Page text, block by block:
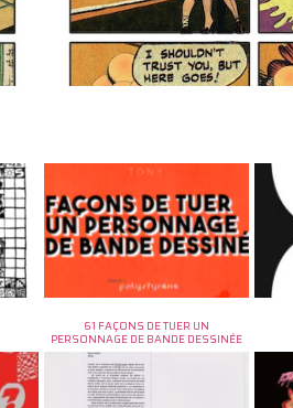
61 FAÇONS DE TUER UN
PERSONNAGE DE BANDE DESSINÉE